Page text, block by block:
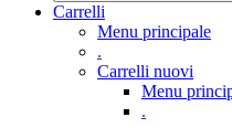
Carrelli
Menu principale
.
Carrelli nuovi
Menu
.